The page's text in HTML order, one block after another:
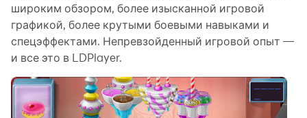
быстрее, чем при использовании клавиатуры с
сенсорным экраном, и вам никогда не придется
беспокоиться о мощности вашего устройства.
Благодаря функциям многократного открытия и
синхронизации вы даже можете запускать
несколько приложений и учетных записей на своем
широким обзором, более изысканной игровой
графикой, более крутыми боевыми навыками и
спецэффектами. Непревзойденный игровой опыт —
и все это в LDPlayer.